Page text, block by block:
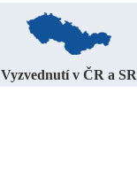
Vyzvednutí v ČR a SR